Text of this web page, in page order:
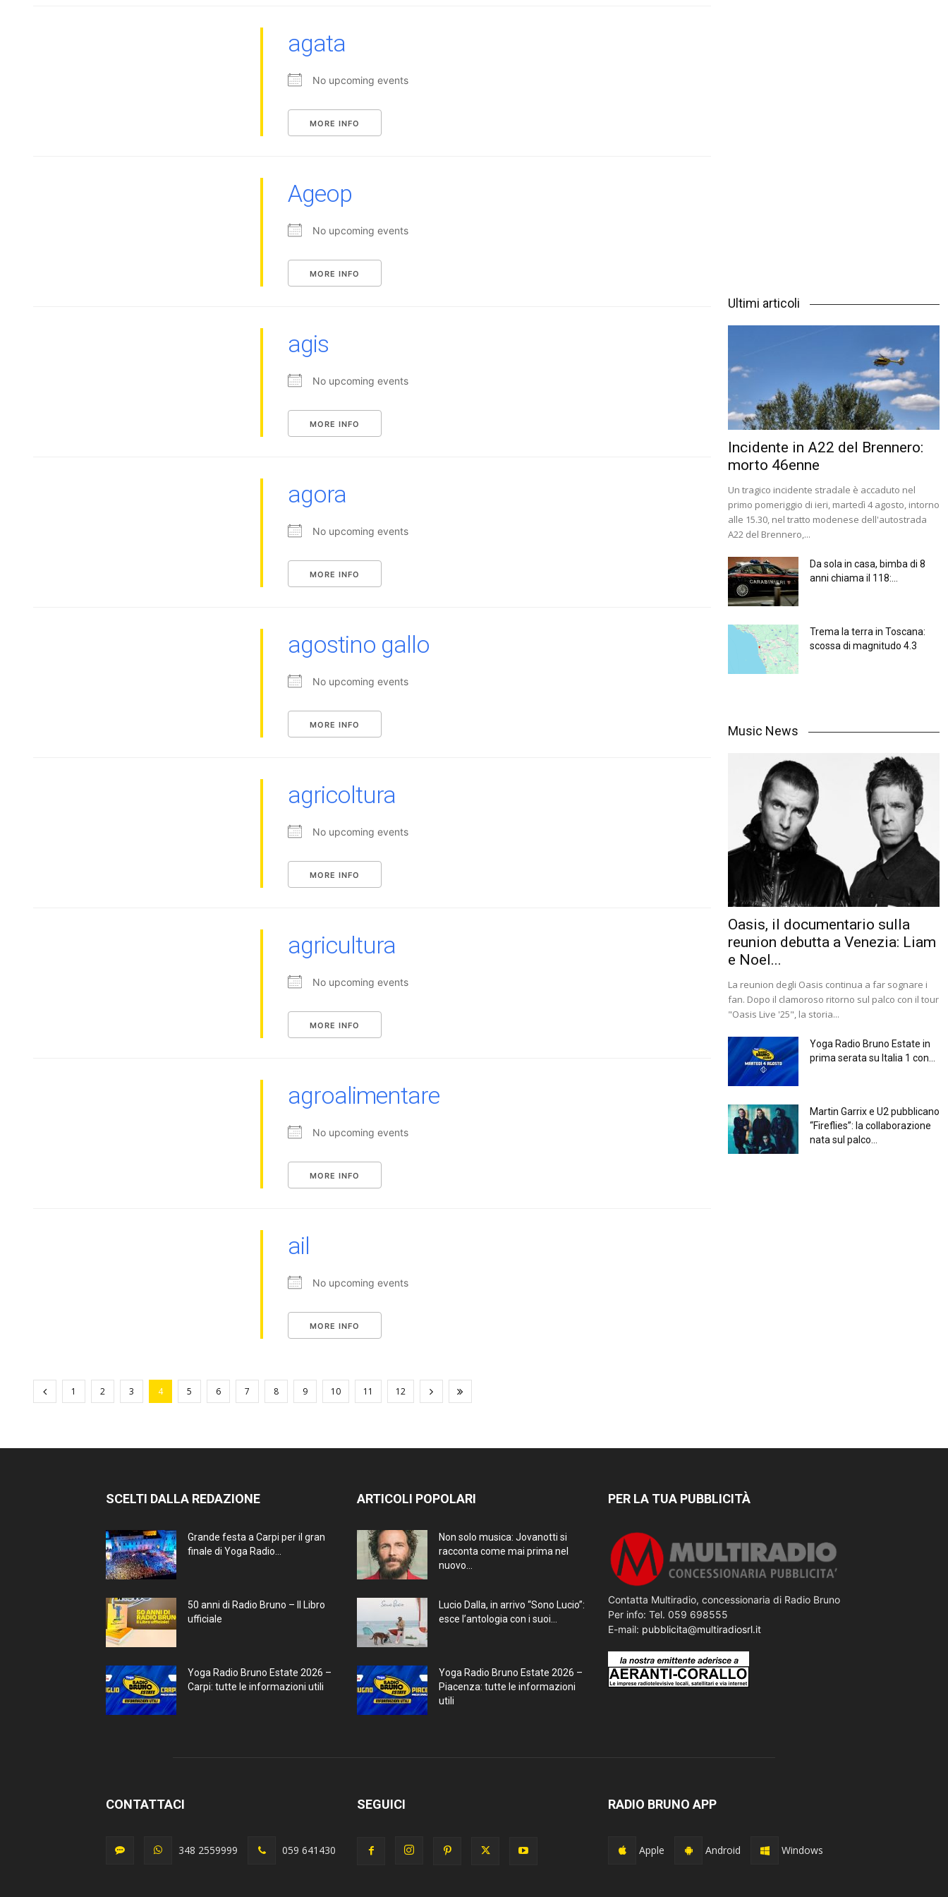
agata
No upcoming events
MORE INFO
Ageop
No upcoming events
MORE INFO
agis
No upcoming events
MORE INFO
agora
No upcoming events
MORE INFO
agostino gallo
No upcoming events
MORE INFO
agricoltura
No upcoming events
MORE INFO
agricultura
No upcoming events
MORE INFO
agroalimentare
No upcoming events
MORE INFO
ail
No upcoming events
MORE INFO
1 2 3 4 5 6 7 8 9 10 11 12
Ultimi articoli
Incidente in A22 del Brennero:
morto 46enne
Un tragico incidente stradale è accaduto nel
primo pomeriggio di ieri, martedì 4 agosto, intorno
alle 15.30, nel tratto modenese dell'autostrada
A22 del Brennero,...
Da sola in casa, bimba di 8
anni chiama il 118:...
Trema la terra in Toscana:
scossa di magnitudo 4.3
Music News
Oasis, il documentario sulla
reunion debutta a Venezia: Liam
e Noel...
La reunion degli Oasis continua a far sognare i
fan. Dopo il clamoroso ritorno sul palco con il tour
"Oasis Live '25", la storia...
Yoga Radio Bruno Estate in
prima serata su Italia 1 con...
Martin Garrix e U2 pubblicano
“Fireflies”: la collaborazione
nata sul palco...
SCELTI DALLA REDAZIONE
Grande festa a Carpi per il gran
finale di Yoga Radio...
50 anni di Radio Bruno – Il Libro
ufficiale
Yoga Radio Bruno Estate 2026 –
Carpi: tutte le informazioni utili
ARTICOLI POPOLARI
Non solo musica: Jovanotti si
racconta come mai prima nel
nuovo...
Lucio Dalla, in arrivo “Sono Lucio”:
esce l’antologia con i suoi...
Yoga Radio Bruno Estate 2026 –
Piacenza: tutte le informazioni
utili
PER LA TUA PUBBLICITÀ
Contatta Multiradio, concessionaria di Radio Bruno
Per info: Tel. 059 698555
E-mail: pubblicita@multiradiosrl.it
CONTATTACI
348 2559999 059 641430
SEGUICI RADIO BRUNO APP
Apple Android Windows